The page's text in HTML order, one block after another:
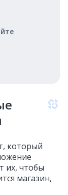
который
их, чтобы
магазин,